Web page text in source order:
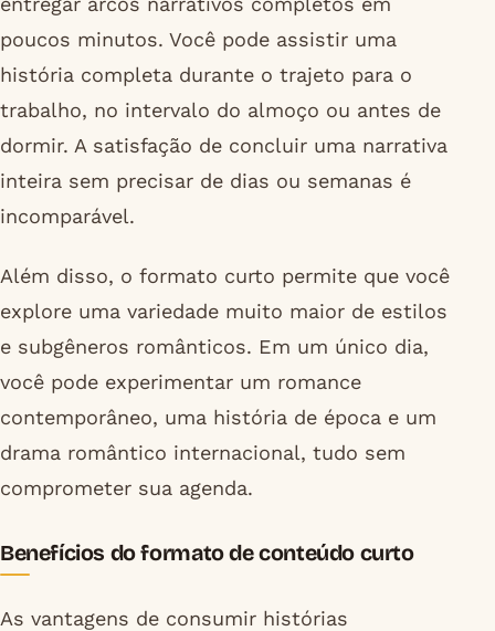
poucos minutos. Você pode assistir uma
história completa durante o trajeto para o
trabalho, no intervalo do almoço ou antes de
dormir. A satisfação de concluir uma narrativa
inteira sem precisar de dias ou semanas é
incomparável.
Além disso, o formato curto permite que você
explore uma variedade muito maior de estilos
e subgêneros românticos. Em um único dia,
você pode experimentar um romance
contemporâneo, uma história de época e um
drama romântico internacional, tudo sem
comprometer sua agenda.
Benefícios do formato de conteúdo curto
As vantagens de consumir histórias